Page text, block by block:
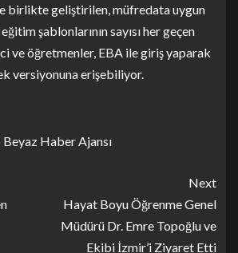
birlikte geliştirilen, müfredata uygun
şablonlarının sayısı her geçen
ve öğretmenler, EBA ile giriş yaparak
versiyonuna erişebiliyor.
Haber Ajansı
Next
Hayat Boyu Öğrenme Genel
Müdürü Dr. Emre Topoğlu ve
Ekibi İzmir’i Ziyaret Etti